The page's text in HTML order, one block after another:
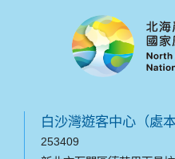
白沙灣遊客中心（處本
253409